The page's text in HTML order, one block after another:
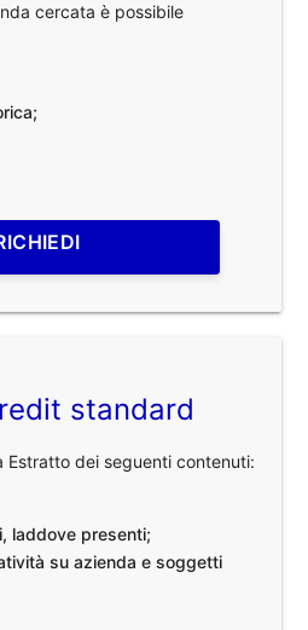
cercata è possibile
standard
Estratto dei seguenti contenuti:
laddove presenti;
su azienda e soggetti